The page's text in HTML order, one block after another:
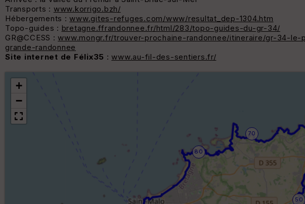
Transports : www.korrigo.bzh/
Hébergements :www.gites-refuges.com/www/resultat_dep-1304.htm
Topo-guides : bretagne.ffrandonnee.fr/html/283/topo-guides-du-gr-34/
GR@CCESS :www.mongr.fr/trouver-prochaine-randonnee/itineraire/gr-34-
grande-randonnee
Site internet de Félix35 :www.au-fil-des-sentiers.fr/
50
70
80
+
−